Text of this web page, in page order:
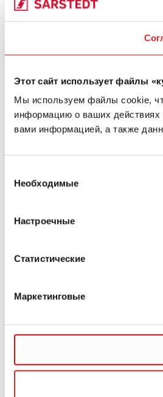
Этот сайт использует файлы
Мы используем файлы cookie,
информацию о ваших действиях
вами информацией, а также
согласия
Необходимые
Настроечные
Статистические
Маркетинговые